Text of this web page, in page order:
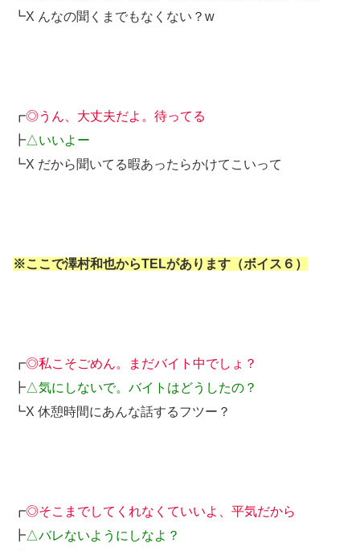
┗X んなの聞くまでもなくない？w
┏◎うん、大丈夫だよ。待ってる
┣△いいよー
┗X だから聞いてる暇あったらかけてこいって
※ここで澤村和也からTELがあります（ボイス６）
┏◎私こそごめん。まだバイト中でしょ？
┣△気にしないで。バイトはどうしたの？
┗X 休憩時間にあんな話するフツー？
┏◎そこまでしてくれなくていいよ、平気だから
┣△バレないようにしなよ？